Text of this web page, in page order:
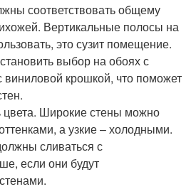
соответствовать общему
Вертикальные полосы на
это сузит помещение.
выбор на обоях с
виниловой крошкой, что поможет
цвета. Широкие стены можно
а узкие – холодными.
сливаться с
если они будут